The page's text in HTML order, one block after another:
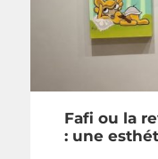
Fafi ou la
: une